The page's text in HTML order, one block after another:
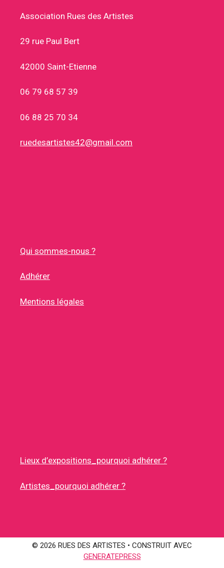
Association Rues des Artistes
29 rue Paul Bert
42000 Saint-Etienne
06 79 68 57 39
06 88 25 70 34
ruedesartistes42@gmail.com
Qui sommes-nous ?
Adhérer
Mentions légales
Lieux d’expositions_pourquoi adhérer ?
Artistes_pourquoi adhérer ?
© 2026 RUES DES ARTISTES • CONSTRUIT AVEC
GENERATEPRESS